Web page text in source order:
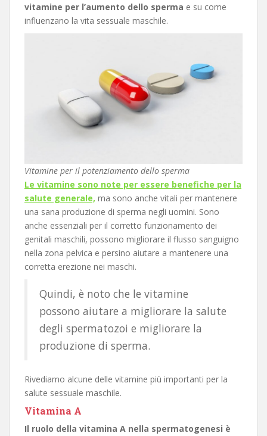
vitamine per l’aumento dello sperma e su come
influenzano la vita sessuale maschile.
Vitamine per il potenziamento dello sperma
Le vitamine sono note per essere benefiche per la
salute generale, ma sono anche vitali per mantenere
una sana produzione di sperma negli uomini. Sono
anche essenziali per il corretto funzionamento dei
genitali maschili, possono migliorare il flusso sanguigno
nella zona pelvica e persino aiutare a mantenere una
corretta erezione nei maschi.
Quindi, è noto che le vitamine
possono aiutare a migliorare la salute
degli spermatozoi e migliorare la
produzione di sperma.
Rivediamo alcune delle vitamine più importanti per la
salute sessuale maschile.
Vitamina A
Il ruolo della vitamina A nella spermatogenesi è